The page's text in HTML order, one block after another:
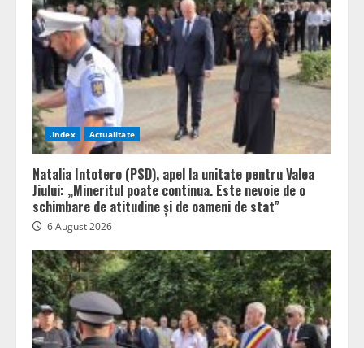
.Index Actualitate
Natalia Intotero (PSD), apel la unitate pentru Valea
Jiului: „Mineritul poate continua. Este nevoie de o
schimbare de atitudine și de oameni de stat”
6 August 2026